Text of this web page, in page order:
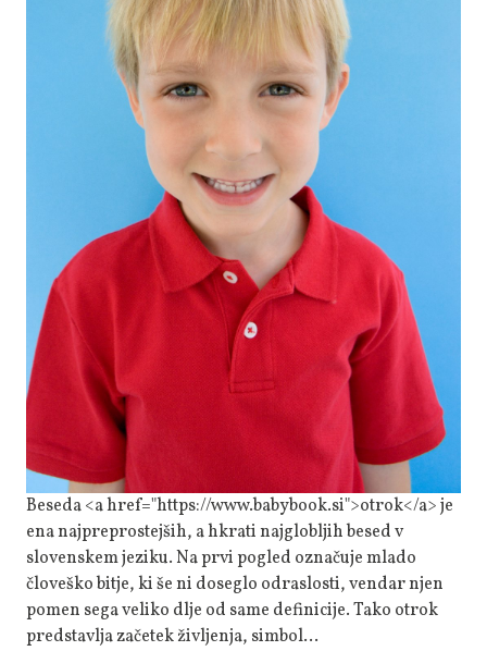
Beseda <a href="https://www.babybook.si">otrok</a> je
ena najpreprostejših, a hkrati najglobljih besed v
slovenskem jeziku. Na prvi pogled označuje mlado
človeško bitje, ki še ni doseglo odraslosti, vendar njen
pomen sega veliko dlje od same definicije. Tako otrok
predstavlja začetek življenja, simbol…